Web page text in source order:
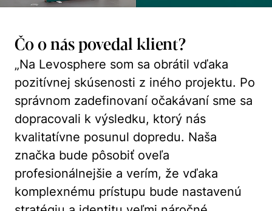
Čo o nás povedal klient?
„Na Levosphere som sa obrátil vďaka
pozitívnej skúsenosti z iného projektu. Po
správnom zadefinovaní očakávaní sme sa
dopracovali k výsledku, ktorý nás
kvalitatívne posunul dopredu. Naša
značka bude pôsobiť oveľa
profesionálnejšie a verím, že vďaka
komplexnému prístupu bude nastavenú